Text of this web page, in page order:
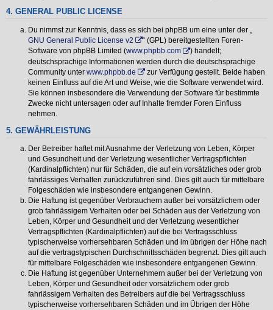
4. GENERAL PUBLIC LICENSE
Du nimmst zur Kenntnis, dass es sich bei phpBB um eine unter der „
GNU General Public License v2
“ (GPL) bereitgestellten Foren-
Software von phpBB Limited (www.phpbb.com
) handelt;
deutschsprachige Informationen werden durch die deutschsprachige
Community unter www.phpbb.de
zur Verfügung gestellt. Beide haben
keinen Einfluss auf die Art und Weise, wie die Software verwendet wird.
Sie können insbesondere die Verwendung der Software für bestimmte
Zwecke nicht untersagen oder auf Inhalte fremder Foren Einfluss
nehmen.
5. GEWÄHRLEISTUNG
Der Betreiber haftet mit Ausnahme der Verletzung von Leben, Körper
und Gesundheit und der Verletzung wesentlicher Vertragspflichten
(Kardinalpflichten) nur für Schäden, die auf ein vorsätzliches oder grob
fahrlässiges Verhalten zurückzuführen sind. Dies gilt auch für mittelbare
Folgeschäden wie insbesondere entgangenen Gewinn.
Die Haftung ist gegenüber Verbrauchern außer bei vorsätzlichem oder
grob fahrlässigem Verhalten oder bei Schäden aus der Verletzung von
Leben, Körper und Gesundheit und der Verletzung wesentlicher
Vertragspflichten (Kardinalpflichten) auf die bei Vertragsschluss
typischerweise vorhersehbaren Schäden und im übrigen der Höhe nach
auf die vertragstypischen Durchschnittsschäden begrenzt. Dies gilt auch
für mittelbare Folgeschäden wie insbesondere entgangenen Gewinn.
Die Haftung ist gegenüber Unternehmern außer bei der Verletzung von
Leben, Körper und Gesundheit oder vorsätzlichem oder grob
fahrlässigem Verhalten des Betreibers auf die bei Vertragsschluss
typischerweise vorhersehbaren Schäden und im Übrigen der Höhe